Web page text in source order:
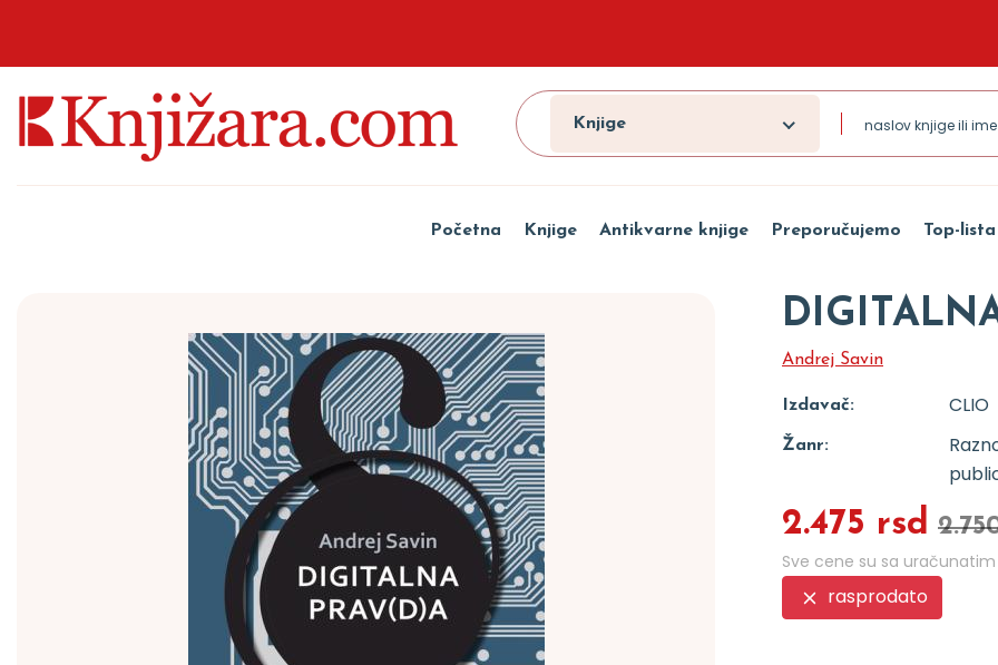
Knjige
Početna Knjige Antikvarne knjige Preporučujemo Top-lista
Andrej Savin
Izdavač: CLIO
Žanr:
2.475 rsd
Sve cene su sa
rasprodato